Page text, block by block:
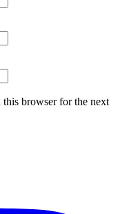
this browser for the next